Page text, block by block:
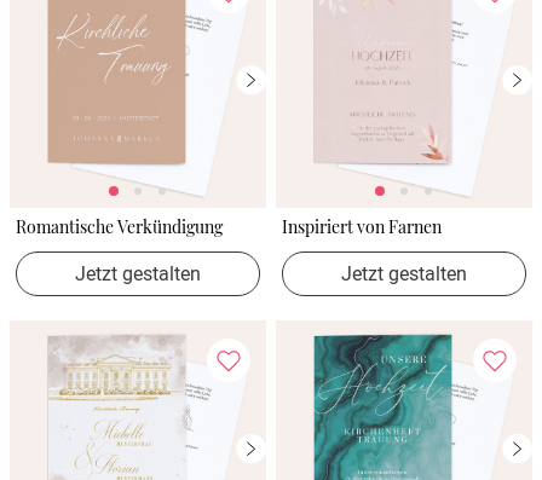
Romantische Verkündigung
Jetzt gestalten
Inspiriert von Farnen
Jetzt gestalten